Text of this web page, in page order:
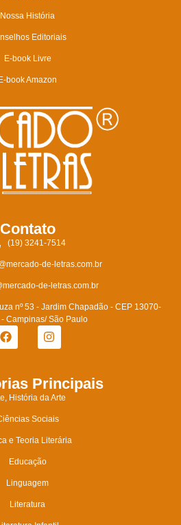
Nossa História
Editoriais
E-book Livre
book Amazon
Contato
(19) 3241-7514
de-letras.com.br
de-letras.com.br
nº 53 - Jardim Chapadão - CEP 13070-
- Campinas/ São Paulo
Principais
História da Arte
Sociais
e Teoria Literária
Educação
Linguagem
Literatura